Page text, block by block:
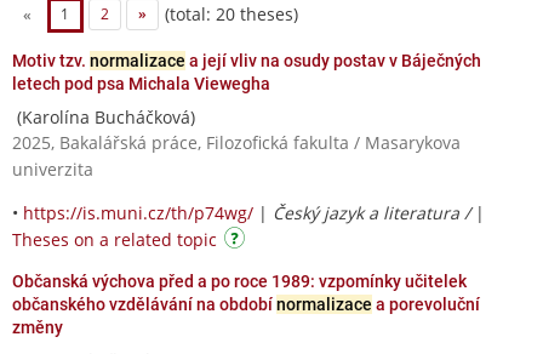
« 1 2 » (total: 20 theses)
Motiv tzv. normalizace a její vliv na osudy postav v Báječných
letech pod psa Michala Viewegha
(Karolína Bucháčková)
2025, Bakalářská práce, Filozofická fakulta / Masarykova
univerzita
• https://is.muni.cz/th/p74wg/ | Český jazyk a literatura / |
Theses on a related topic
Občanská výchova před a po roce 1989: vzpomínky učitelek
občanského vzdělávání na obdobínormalizace a porevoluční
změny